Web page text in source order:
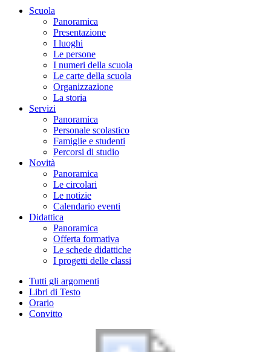
Scuola
Panoramica
Presentazione
I luoghi
Le persone
I numeri della scuola
Le carte della scuola
Organizzazione
La storia
Servizi
Panoramica
Personale scolastico
Famiglie e studenti
Percorsi di studio
Novità
Panoramica
Le circolari
Le notizie
Calendario eventi
Didattica
Panoramica
Offerta formativa
Le schede didattiche
I progetti delle classi
Tutti gli argomenti
Libri di Testo
Orario
Convitto